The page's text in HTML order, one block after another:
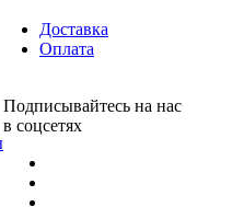
Доставка
Оплата
Подписывайтесь на нас
в соцсетях